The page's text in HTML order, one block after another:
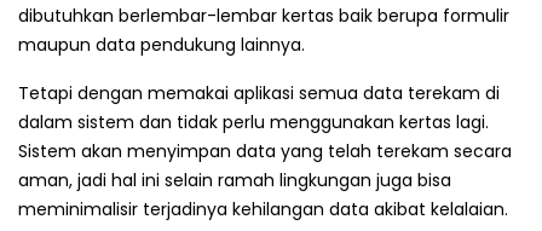
dibutuhkan berlembar-lembar kertas baik berupa formulir
maupun data pendukung lainnya.
Tetapi dengan memakai aplikasi semua data terekam di
dalam sistem dan tidak perlu menggunakan kertas lagi.
Sistem akan menyimpan data yang telah terekam secara
aman, jadi hal ini selain ramah lingkungan juga bisa
meminimalisir terjadinya kehilangan data akibat kelalaian.